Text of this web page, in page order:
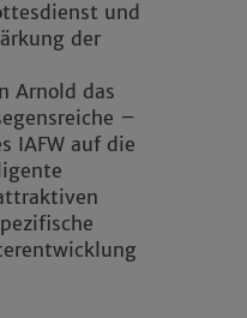
und
der
Arnold das
–
IAFW auf die